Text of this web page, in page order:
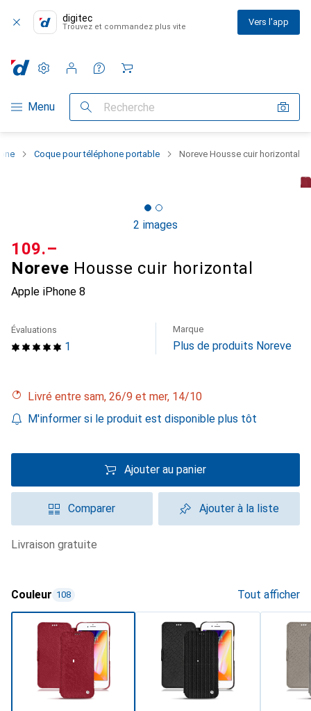
digitec
Trouvez et commandez plus vite Vers l'app
Navigation par catégorie
Menu Recherche
Paramètres
Compte client
Listes de comparaison
Listes d'envies
Panier
Coque pour téléphone portable Noreve Housse cuir horizontal
2 images
Noreve Housse cuir horizontal
Apple iPhone 8
CHF
109.–
1
Évaluations Marque
Plus de produits Noreve
Livré entre sam, 26/9 et mer, 14/10
M'informer si le produit est disponible plus tôt
Ajouter au panier
Comparer Ajouter à la liste
livraison gratuite
Couleur 108 Tout afficher